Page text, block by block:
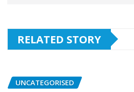
RELATED STORY
UNCATEGORISED